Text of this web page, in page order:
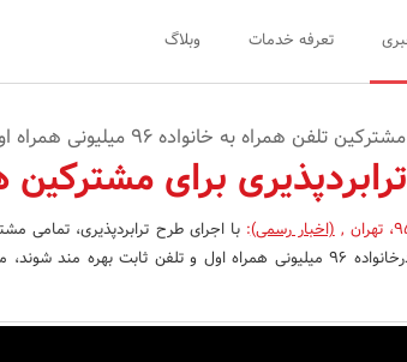
تعرفه خدمات وبلاگ
به خانواده 96 میلیونی همراه اول و تلفن ثابت امکانپذیر شد
برای مشترکین
،تهران ,(اخبار رسمی):با اجرای طرح ترابردپذیری، تمامی
ازمزایای حضور درخانواده 96 میلیونی همراه اول و تلفن ثابت